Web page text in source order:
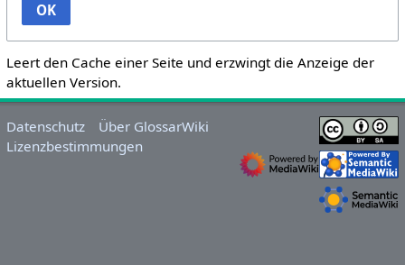
OK
Leert den Cache einer Seite und erzwingt die Anzeige der
aktuellen Version.
Datenschutz
Über GlossarWiki
Lizenzbestimmungen